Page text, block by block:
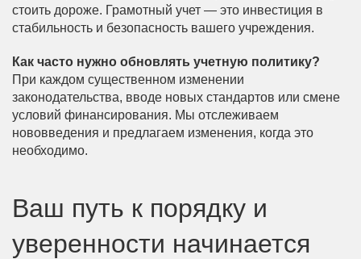
стоить дороже. Грамотный учет — это инвестиция в
стабильность и безопасность вашего учреждения.
Как часто нужно обновлять учетную политику?
При каждом существенном изменении
законодательства, вводе новых стандартов или смене
условий финансирования. Мы отслеживаем
нововведения и предлагаем изменения, когда это
необходимо.
Ваш путь к порядку и
уверенности начинается